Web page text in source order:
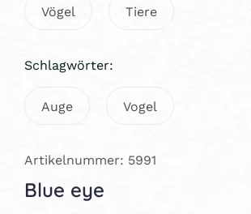
Vögel Tiere
Schlagwörter:
Auge Vogel
Artikelnummer: 5991
Blue eye